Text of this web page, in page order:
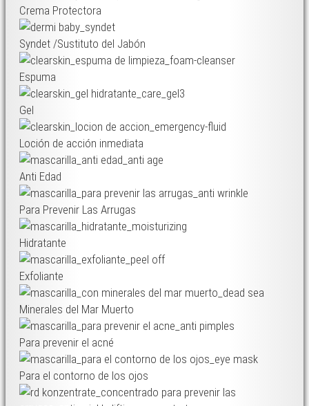
Crema Protectora
Syndet /Sustituto del Jabón
Espuma
Gel
Loción de acción inmediata
Anti Edad
Para Prevenir Las Arrugas
Hidratante
Exfoliante
Minerales del Mar Muerto
Para prevenir el acné
Para el contorno de los ojos